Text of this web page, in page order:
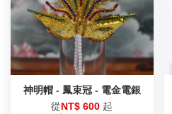
神明帽 - 鳳束冠 - 電金電銀
從NT$ 600 起